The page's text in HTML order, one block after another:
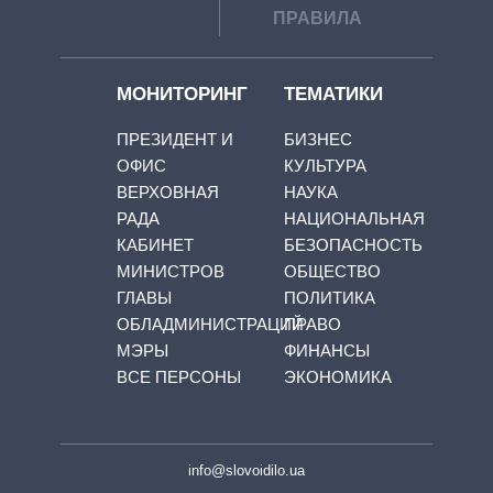
ПРАВИЛА
МОНИТОРИНГ
ПРЕЗИДЕНТ И
ОФИС
ВЕРХОВНАЯ
РАДА
КАБИНЕТ
МИНИСТРОВ
ГЛАВЫ
ОБЛАДМИНИСТРАЦИЙ
МЭРЫ
ВСЕ ПЕРСОНЫ
ТЕМАТИКИ
БИЗНЕС
КУЛЬТУРА
НАУКА
НАЦИОНАЛЬНАЯ
БЕЗОПАСНОСТЬ
ОБЩЕСТВО
ПОЛИТИКА
ПРАВО
ФИНАНСЫ
ЭКОНОМИКА
info@slovoidilo.ua